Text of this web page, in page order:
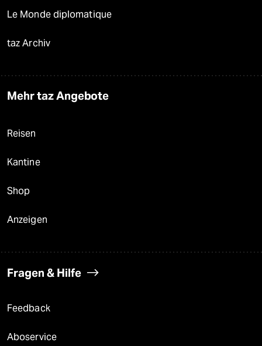
Le Monde diplomatique
taz Archiv
Mehr taz Angebote
Reisen
Kantine
Shop
Anzeigen
Fragen & Hilfe
Feedback
Aboservice